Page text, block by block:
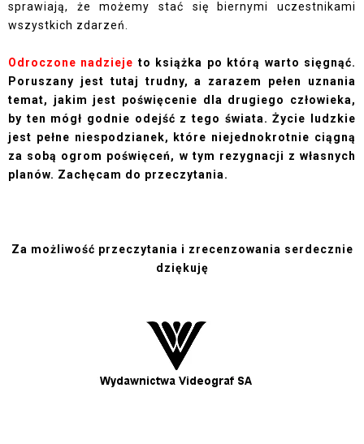
sprawiają, że możemy stać się biernymi uczestnikami
wszystkich zdarzeń.
Odroczone nadzieje to książka po którą warto sięgnąć.
Poruszany jest tutaj trudny, a zarazem pełen uznania
temat, jakim jest poświęcenie dla drugiego człowieka,
by ten mógł godnie odejść z tego świata. Życie ludzkie
jest pełne niespodzianek, które niejednokrotnie ciągną
za sobą ogrom poświęceń, w tym rezygnacji z własnych
planów. Zachęcam do przeczytania.
Za możliwość przeczytania i zrecenzowania serdecznie
dziękuję